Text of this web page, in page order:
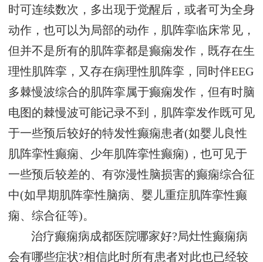
时可连续数次，多出现于觉醒后，或者可为全身
动作，也可以为局部的动作，肌阵挛临床常见，
但并不是所有的肌阵挛都是癫痫发作，既存在生
理性肌阵挛，又存在病理性肌阵挛，同时伴EEG
多棘慢波综合的肌阵挛属于癫痫发作，但有时脑
电图的棘慢波可能记录不到，肌阵挛发作既可见
于一些预后较好的特发性癫痫患者(如婴儿良性
肌阵挛性癫痫、少年肌阵挛性癫痫)，也可见于
一些预后较差的、有弥漫性脑损害的癫痫综合征
中(如早期肌阵挛性脑病、婴儿重症肌阵挛性癫
痫、综合征等)。
治疗癫痫病成都医院哪家好?局灶性癫痫病
会有哪些症状?相信此时所有患者对此也已经较